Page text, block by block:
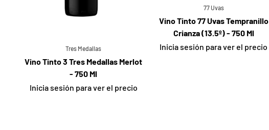
Tres Medallas
Vino Tinto 3 Tres Medallas Merlot
- 750 Ml
Inicia sesión para ver el precio
77 Uvas
Vino Tinto 77 Uvas Tempranillo
Crianza (13.5º) - 750 Ml
Inicia sesión para ver el precio